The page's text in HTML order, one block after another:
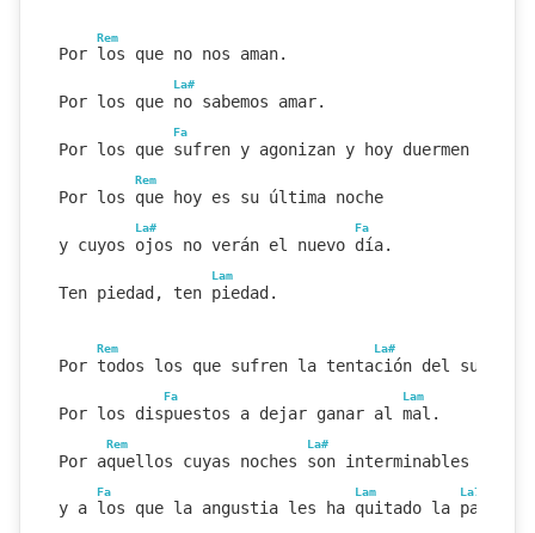
Rem
Por los que no nos aman.
La#
Por los que no sabemos amar.
Fa
Por los que sufren y agonizan y hoy duermen en
Rem
Por los que hoy es su última noche
La# Fa
y cuyos ojos no verán el nuevo día.
Lam
Ten piedad, ten piedad.
Rem La#
Por todos los que sufren la tentación del
Fa Lam
Por los dispuestos a dejar ganar al mal.
Rem La#
Por aquellos cuyas noches son interminables
Fa Lam La7
y a los que la angustia les ha quitado la paz.